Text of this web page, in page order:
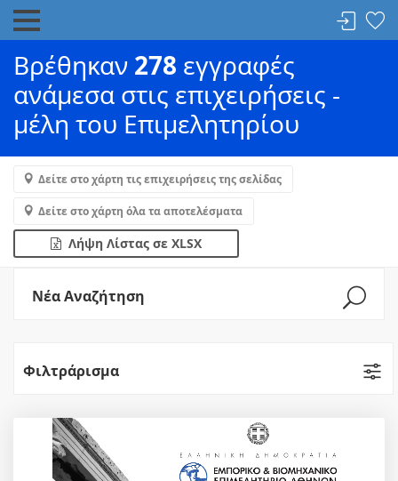
Βρέθηκαν 278 εγγραφές
ανάμεσα στις επιχειρήσεις -
μέλη του Επιμελητηρίου
Δείτε στο χάρτη τις επιχειρήσεις της σελίδας
Δείτε στο χάρτη όλα τα αποτελέσματα
Λήψη Λίστας σε XLSX
Νέα Αναζήτηση
Φιλτράρισμα